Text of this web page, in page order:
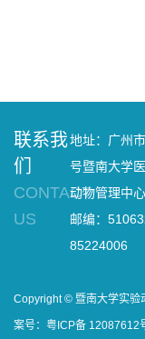
联系我
们
CONTACT
US
地址：广州
号暨南大学
动物管理中心
邮编：
85224006
Copyright © 暨南大学实验
案号：粤ICP备 12087612